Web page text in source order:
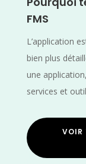
FMS
L’application
bien plus
une
services et
VOIR